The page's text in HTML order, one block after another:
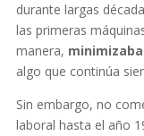
durante largas
las primeras
manera,
algo que continúa
Sin embargo, no
laboral hasta el año